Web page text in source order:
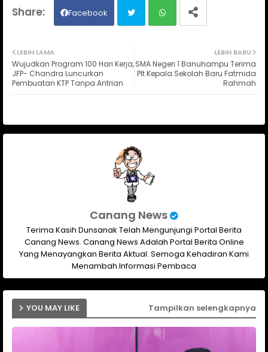
Facebook
ter ats
LEBIH BARU
SMA Negeri 1 Banuhampu Terima
Plt Kepala Sekolah Baru Fatmida
Rahmah
LEBIH LAMA
Wujudkan Program 100 Hari Kerja,
JFP- Chandra Luncurkan
Pembuatan KTP Tanpa Antrian
Canang News
Terima Kasih Dunsanak Telah Mengunjungi Portal Berita
Canang News. Canang News Adalah Portal Berita Online
Yang Menayangkan Berita Aktual. Semoga Kehadiran Kami
Menambah Informasi Pembaca
YOU MAY LIKE Tampilkan selengkapnya